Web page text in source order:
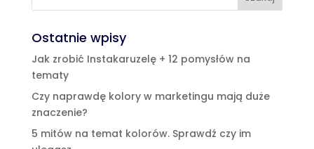
Ostatnie wpisy
Jak zrobić Instakaruzelę + 12 pomysłów na
tematy
Czy naprawdę kolory w marketingu mają duże
znaczenie?
5 mitów na temat kolorów. Sprawdź czy im